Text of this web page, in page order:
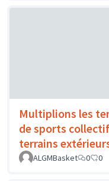
Multiplions les
de sports
terrains
ALGMBasket 0 0